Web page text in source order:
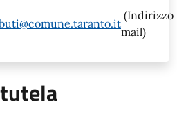
(Indirizzo
mail)